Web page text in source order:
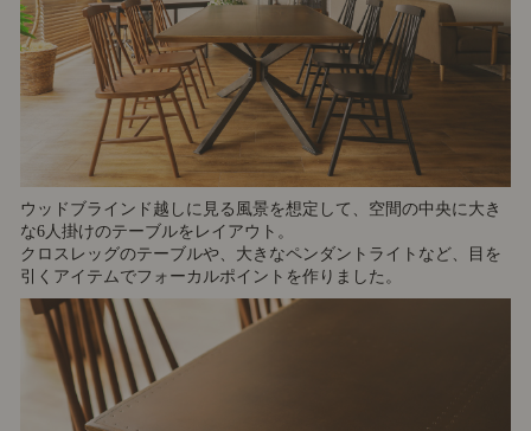
ウッドブラインド越しに見る風景を想定して、空間の中央に大き
な6人掛けのテーブルをレイアウト。
クロスレッグのテーブルや、大きなペンダントライトなど、目を
引くアイテムでフォーカルポイントを作りました。